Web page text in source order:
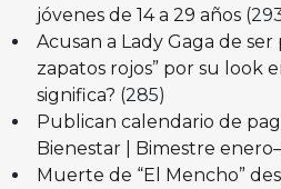
jóvenes de 14 a 29 años
Acusan a Lady Gaga de
zapatos rojos” por su look
significa? (285)
Publican calendario de
Bienestar | Bimestre
Muerte de “El Mencho”